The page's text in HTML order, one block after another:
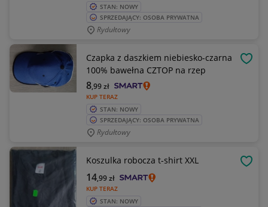
STAN: NOWY
SPRZEDAJĄCY: OSOBA PRYWATNA
Rydułtowy
Czapka z daszkiem niebiesko-czarna
100% bawełna CZTOP na rzep
KUP TERAZ
8,99zł
STAN: NOWY
SPRZEDAJĄCY: OSOBA PRYWATNA
Rydułtowy
Koszulka robocza t-shirt XXL
KUP TERAZ
14,99zł
STAN: NOWY